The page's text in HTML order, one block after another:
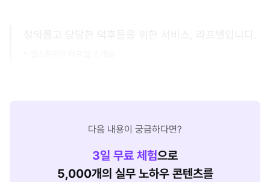
정의롭고 당당한 덕후들을 위한 서비스, 라프텔입니다.
다음 내용이 궁금하다면?
3일 무료 체험으로
5,000개의 실무 노하우 콘텐츠를